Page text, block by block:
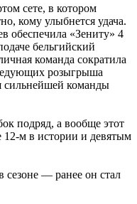
сете, в котором
кому улыбнется удача.
обеспечила «Зениту» 4
бельгийский
команда сократила
розыгрыша
сильнейшей команды
подряд, а вообще этот
12-м в истории и девятым
сезоне — ранее он стал